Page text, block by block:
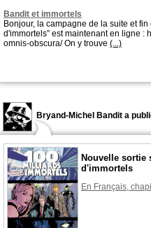
Bandit et immortels
Bonjour, la campagne de la suite et fin
d'immortels” est maintenant en ligne :
omnis-obscura/ On y trouve (...)
Bryand-Michel Bandit a
Nouvelle sortie
d'immortels
En Français,